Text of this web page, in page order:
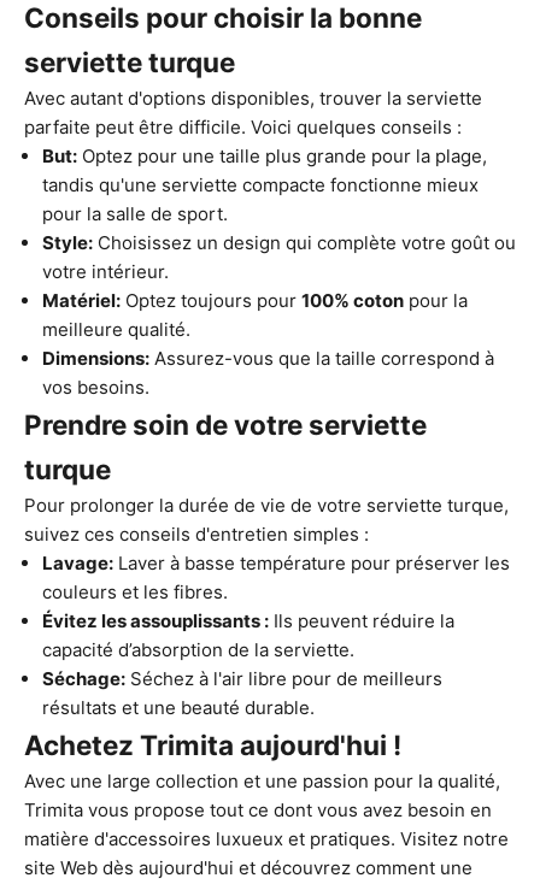
Conseils pour choisir la bonne
serviette turque
Avec autant d'options disponibles, trouver la serviette
parfaite peut être difficile. Voici quelques conseils :
But: Optez pour une taille plus grande pour la plage,
tandis qu'une serviette compacte fonctionne mieux
pour la salle de sport.
Style: Choisissez un design qui complète votre goût ou
votre intérieur.
Matériel: Optez toujours pour 100% coton pour la
meilleure qualité.
Dimensions: Assurez-vous que la taille correspond à
vos besoins.
Prendre soin de votre serviette
turque
Pour prolonger la durée de vie de votre serviette turque,
suivez ces conseils d'entretien simples :
Lavage: Laver à basse température pour préserver les
couleurs et les fibres.
Évitez les assouplissants : Ils peuvent réduire la
capacité d’absorption de la serviette.
Séchage: Séchez à l'air libre pour de meilleurs
résultats et une beauté durable.
Achetez Trimita aujourd'hui !
Avec une large collection et une passion pour la qualité,
Trimita vous propose tout ce dont vous avez besoin en
matière d'accessoires luxueux et pratiques. Visitez notre
site Web dès aujourd'hui et découvrez comment une